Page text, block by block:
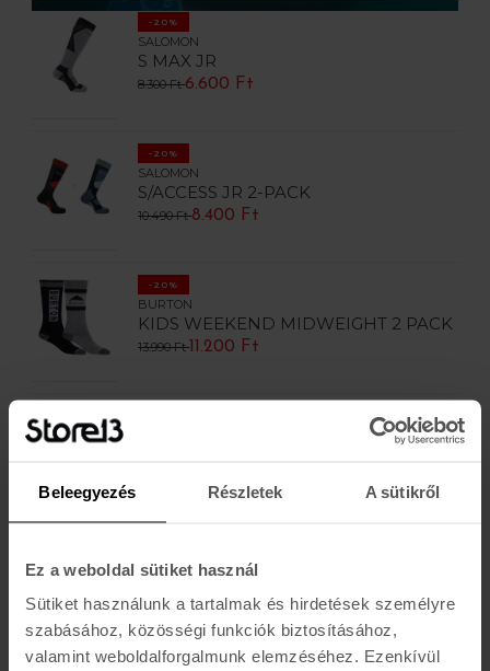
Beleegyezés Részletek A sütikről
Ez a weboldal sütiket használ
Sütiket használunk a tartalmak és hirdetések személyre
szabásához, közösségi funkciók biztosításához,
valamint weboldalforgalmunk elemzéséhez. Ezenkívül
-20%
SALOMON
S MAX JR
8.300 Ft6.600 Ft
-20%
SALOMON
S/ACCESS JR 2-PACK
10.490 Ft8.400 Ft
-20%
BURTON
KIDS WEEKEND MIDWEIGHT 2 PACK
13.990 Ft 11.200 Ft
BURTON
8.990 Ft7.200 Ft